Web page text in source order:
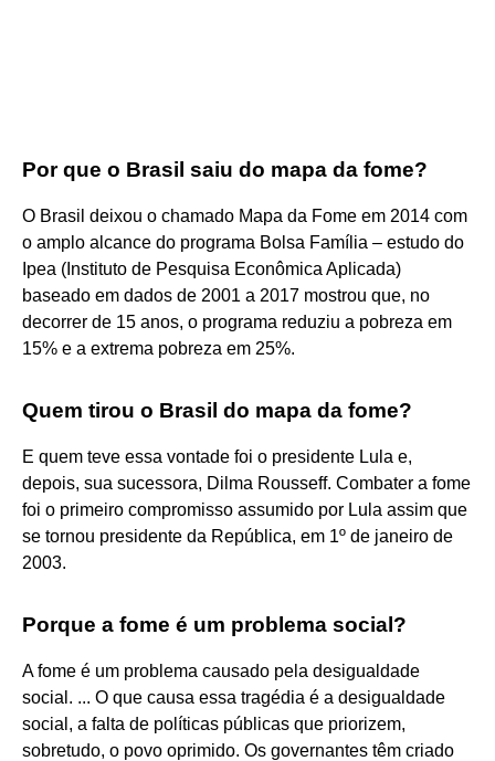
Por que o Brasil saiu do mapa da fome?
O Brasil deixou o chamado Mapa da Fome em 2014 com
o amplo alcance do programa Bolsa Família – estudo do
Ipea (Instituto de Pesquisa Econômica Aplicada)
baseado em dados de 2001 a 2017 mostrou que, no
decorrer de 15 anos, o programa reduziu a pobreza em
15% e a extrema pobreza em 25%.
Quem tirou o Brasil do mapa da fome?
E quem teve essa vontade foi o presidente Lula e,
depois, sua sucessora, Dilma Rousseff. Combater a fome
foi o primeiro compromisso assumido por Lula assim que
se tornou presidente da República, em 1º de janeiro de
2003.
Porque a fome é um problema social?
A fome é um problema causado pela desigualdade
social. ... O que causa essa tragédia é a desigualdade
social, a falta de políticas públicas que priorizem,
sobretudo, o povo oprimido. Os governantes têm criado